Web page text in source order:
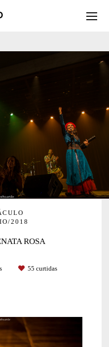
2018
ROSA
55 curtidas